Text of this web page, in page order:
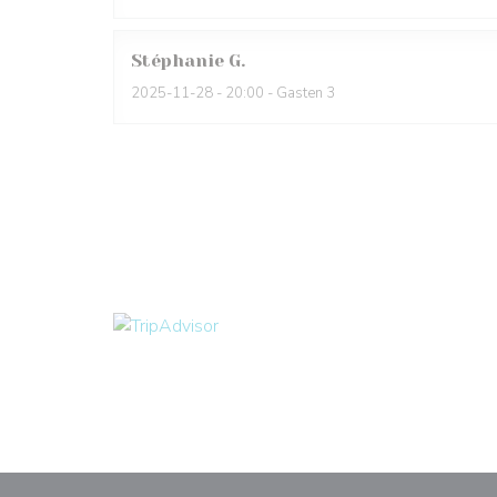
Stéphanie G
2025-11-28 - 20:00 - Gasten 3